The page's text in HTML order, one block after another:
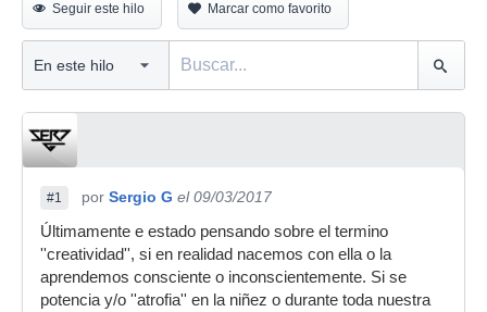
Seguir este hilo Marcar como favorito
#1 por Sergio G el 09/03/2017
Últimamente e estado pensando sobre el termino
''creatividad'', si en realidad nacemos con ella o la
aprendemos consciente o inconscientemente. Si se
potencia y/o ''atrofia'' en la niñez o durante toda nuestra